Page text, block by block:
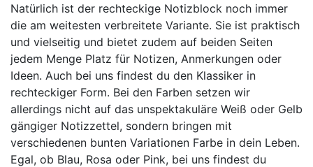
Natürlich ist der rechteckige Notizblock noch immer
die am weitesten verbreitete Variante. Sie ist praktisch
und vielseitig und bietet zudem auf beiden Seiten
jedem Menge Platz für Notizen, Anmerkungen oder
Ideen. Auch bei uns findest du den Klassiker in
rechteckiger Form. Bei den Farben setzen wir
allerdings nicht auf das unspektakuläre Weiß oder Gelb
gängiger Notizzettel, sondern bringen mit
verschiedenen bunten Variationen Farbe in dein Leben.
Egal, ob Blau, Rosa oder Pink, bei uns findest du